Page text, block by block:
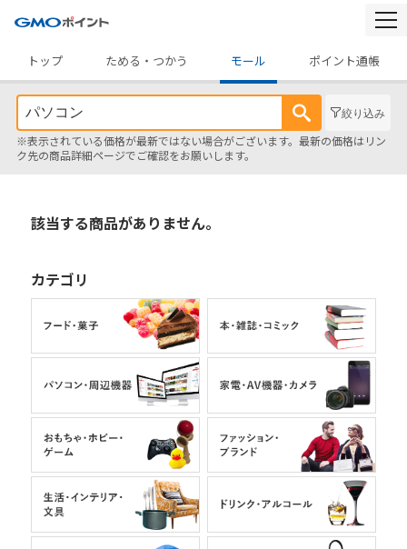
トップ
ためる・つかう モール ポイント通帳
絞り込み
※表示されている価格が最新ではない場合がございます。最新の価格はリン
ク先の商品詳細ページでご確認をお願いします。
該当する商品がありません。
カテゴリ